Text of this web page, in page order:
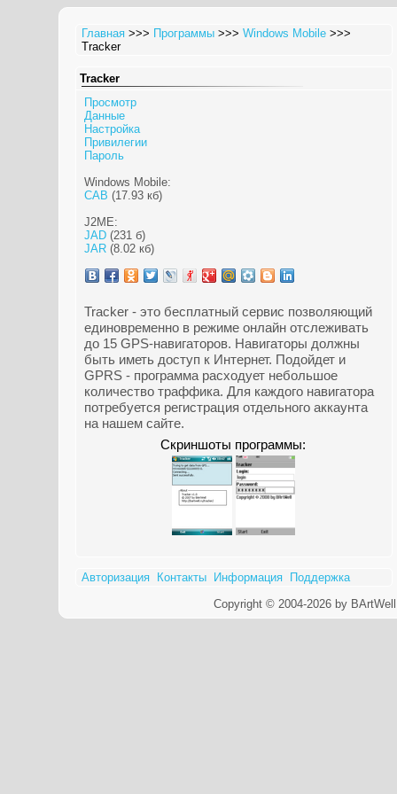
Главная >>> Программы >>>Windows Mobile >>>
Tracker
Tracker
Просмотр
Данные
Настройка
Привилегии
Пароль
Windows Mobile:
CAB (17.93 кб)
J2ME:
JAD (231 б)
JAR (8.02 кб)
Tracker - это бесплатный сервис позволяющий
единовременно в режиме онлайн отслеживать
до 15 GPS-навигаторов. Навигаторы должны
быть иметь доступ к Интернет. Подойдет и
GPRS - программа расходует небольшое
количество траффика. Для каждого навигатора
потребуется регистрация отдельного аккаунта
на нашем сайте.
Скриншоты программы:
Авторизация Контакты Информация
Поддержка
Copyright © 2004-2026 by BArtWell